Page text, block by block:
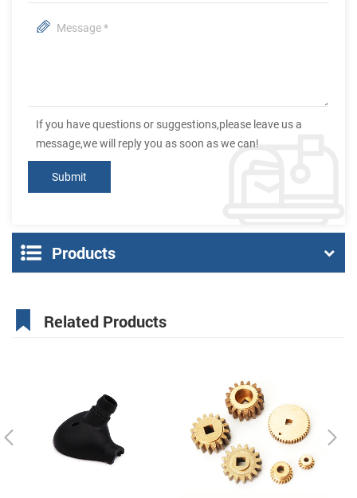
If you have questions or suggestions,please leave us a
message,we will reply you as soon as we can!
Products
Related Products